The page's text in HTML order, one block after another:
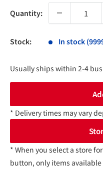
Quantity:
Stock: In stock
Usually ships within 2-4
* Delivery times may vary
* When you select a store
button, only items